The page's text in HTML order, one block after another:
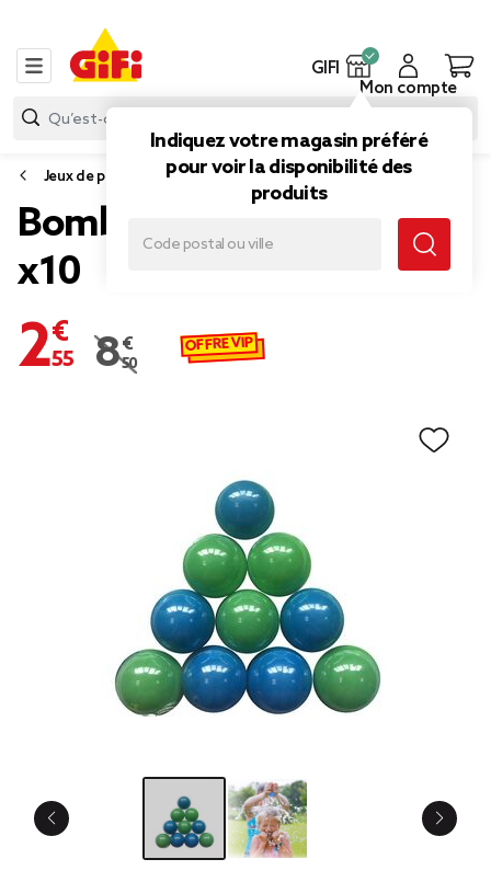
GIFI
Indiquez votre magasin préféré
pour voir la disponibilité des
produits
Mon compte
Jeux de piscine et plage
Bombe à eau réutilisable
x10
2,55 €
Prix remisé de 8,50 € à 2,55 €
8,50 € OFFRE VIP